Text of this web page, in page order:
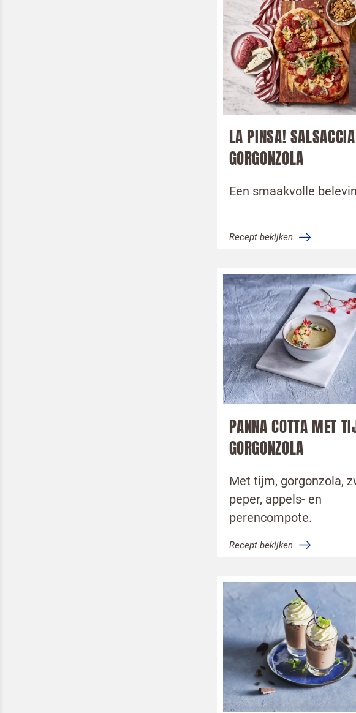
LA PINSA!
GORGONZOLA
Een smaakvolle
Recept bekijken
PANNA COTTA MET
GORGONZOLA
Met tijm, gorgonzola,
peper, appels- en
perencompote.
Recept bekijken
Om spam te
Kwarktaart